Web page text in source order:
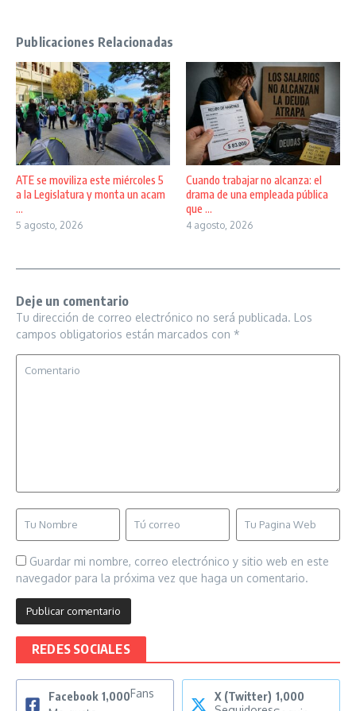
Publicaciones Relacionadas
ATE se moviliza este miércoles 5
a la Legislatura y monta un acam
...
5 agosto, 2026
Cuando trabajar no alcanza: el
drama de una empleada pública
que ...
4 agosto, 2026
Deje un comentario
Tu dirección de correo electrónico no será publicada. Los
campos obligatorios están marcados con *
Guardar mi nombre, correo electrónico y sitio web en este
navegador para la próxima vez que haga un comentario.
REDES SOCIALES
Facebook 1,000Fans
X (Twitter) 1,000